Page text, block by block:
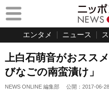
エンタメ ニュース
上白石萌音がおスス
びなごの南蛮漬け」
NEWS ONLINE 編集部 公開： 2017-06-28